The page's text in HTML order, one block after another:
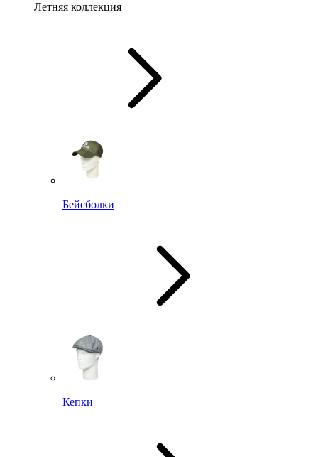
Летняя коллекция
Бейсболки
Кепки